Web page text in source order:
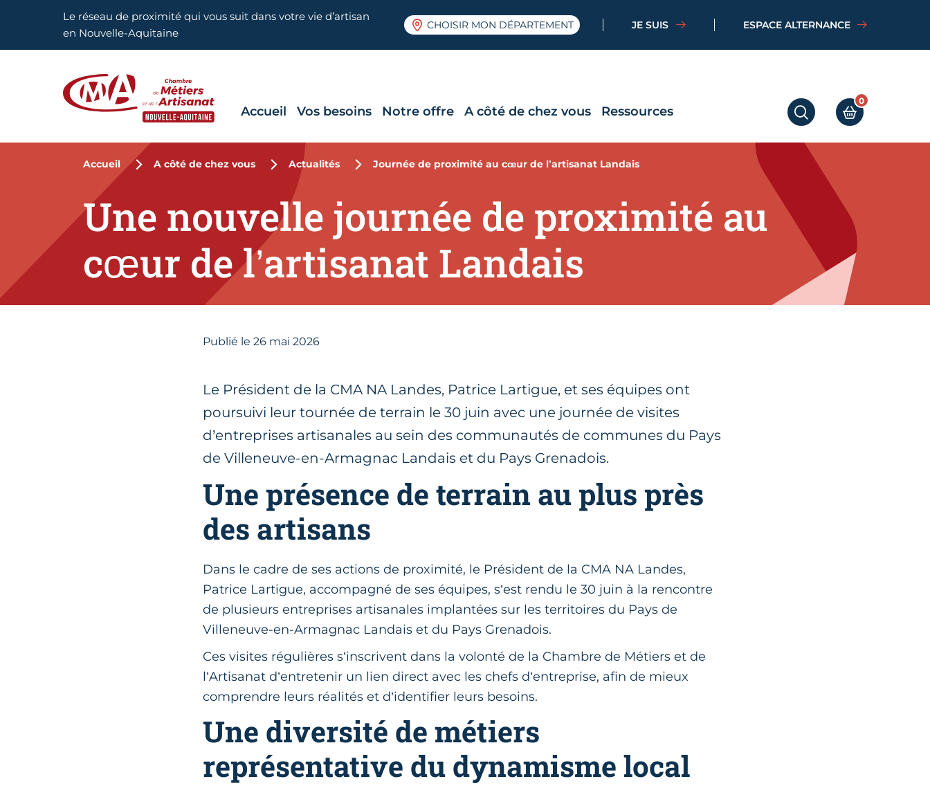
Aller en haut de pageLe réseau de proximité qui vous suit dans votre vie d’artisan
en Nouvelle-Aquitaine
CHOISIR MON DÉPARTEMENT JE SUIS ESPACE ALTERNANCE
RECHERCHERMON PANIER
0
Accueil Vos besoins Notre offre A côté de chez vous Ressources
Accueil A côté de chez vous Actualités Journée de proximité au cœur de l’artisanat Landais
Une nouvelle journée de proximité au
cœur de l’artisanat Landais
Publié le26 mai 2026
Le Président de la CMA NA Landes, Patrice Lartigue, et ses équipes ont
poursuivi leur tournée de terrain le 30 juin avec une journée de visites
d’entreprises artisanales au sein des communautés de communes du Pays
de Villeneuve-en-Armagnac Landais et du Pays Grenadois.
Une présence de terrain au plus près
des artisans
Dans le cadre de ses actions de proximité, le Président de la CMA NA Landes,
Patrice Lartigue, accompagné de ses équipes, s’est rendu le 30 juin à la rencontre
de plusieurs entreprises artisanales implantées sur les territoires du Pays de
Villeneuve-en-Armagnac Landais et du Pays Grenadois.
Ces visites régulières s’inscrivent dans la volonté de la Chambre de Métiers et de
l’Artisanat d’entretenir un lien direct avec les chefs d’entreprise, afin de mieux
comprendre leurs réalités et d’identifier leurs besoins.
Une diversité de métiers
représentative du dynamisme local